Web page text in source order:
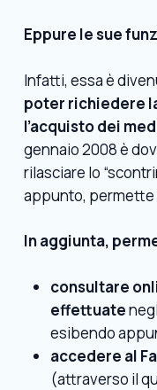
Eppure le sue
Infatti, essa è
poter richiedere
l’acquisto dei
gennaio 2008 è
rilasciare lo
appunto, permette
In aggiunta,
consultare
effettuate
esibendo
accedere al
(attraverso il